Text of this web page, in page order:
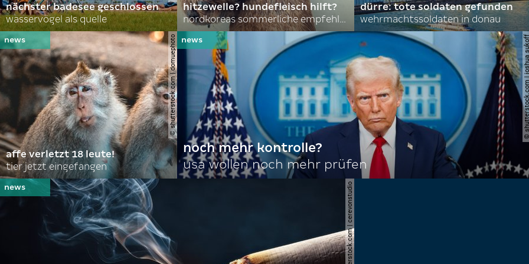
nächster badesee geschlossen
wasservögel als quelle
hitzewelle? hundefleisch hilft?
nordkoreas sommerliche empfehlungen
dürre: tote soldaten gefunden
wehrmachtssoldaten in donau
© shutterstock.com | domuephoto
affe verletzt 18 leute!
tier jetzt eingefangen
©
noch mehr kontrolle?
usa wollen noch mehr prüfen
© shutterstock.com | cerevonstudio